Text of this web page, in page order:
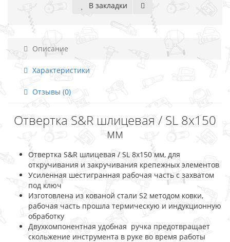
В закладки
Описание
Характеристики
Отзывы (0)
Отвертка S&R шлицевая / SL 8х150
мм
Отвертка S&R шлицевая / SL 8х150 мм, для
откручивания и закручивания крепежных элементов
Усиленная шестигранная рабочая часть с захватом
под ключ
Изготовлена из кованой стали S2 методом ковки,
рабочая часть прошла термическую и индукционную
обработку
Двухкомпонентная удобная ручка предотвращает
скольжение инструмента в руке во время работы